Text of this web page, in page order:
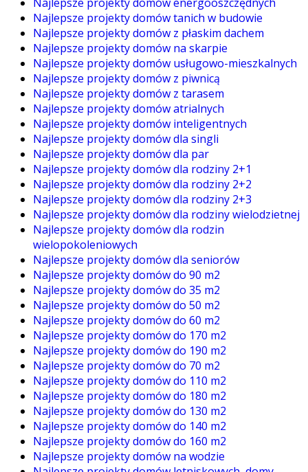
Najlepsze projekty domów tanich w budowie
Najlepsze projekty domów z płaskim dachem
Najlepsze projekty domów na skarpie
Najlepsze projekty domów usługowo-mieszkalnych
Najlepsze projekty domów z piwnicą
Najlepsze projekty domów z tarasem
Najlepsze projekty domów atrialnych
Najlepsze projekty domów inteligentnych
Najlepsze projekty domów dla singli
Najlepsze projekty domów dla par
Najlepsze projekty domów dla rodziny 2+1
Najlepsze projekty domów dla rodziny 2+2
Najlepsze projekty domów dla rodziny 2+3
Najlepsze projekty domów dla rodziny wielodzietnej
Najlepsze projekty domów dla rodzin
wielopokoleniowych
Najlepsze projekty domów dla seniorów
Najlepsze projekty domów do 90 m2
Najlepsze projekty domów do 35 m2
Najlepsze projekty domów do 50 m2
Najlepsze projekty domów do 60 m2
Najlepsze projekty domów do 170 m2
Najlepsze projekty domów do 190 m2
Najlepsze projekty domów do 70 m2
Najlepsze projekty domów do 110 m2
Najlepsze projekty domów do 180 m2
Najlepsze projekty domów do 130 m2
Najlepsze projekty domów do 140 m2
Najlepsze projekty domów do 160 m2
Najlepsze projekty domów na wodzie